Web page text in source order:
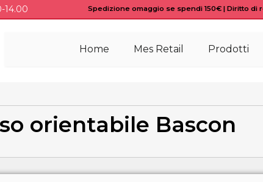
14.00 Spedizione omaggio se spendi 150€ | Diritto di
Home Mes Retail Prodotti
orientabile Bascon